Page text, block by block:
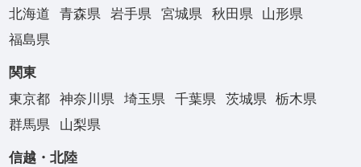
北海道
青森県 岩手県 宮城県 秋田県
山形県
福島県
関東
東京都
神奈川県 埼玉県 千葉県 茨城県
栃木県
群馬県
山梨県
信越・北陸